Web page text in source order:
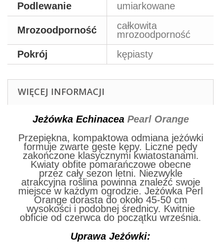
Podlewanie
umiarkowane
Mrozoodporność
całkowita
mrozoodporność
Pokrój
kępiasty
WIĘCEJ INFORMACJI
Jeżówka Echinacea Pearl Orange
Przepiękna, kompaktowa odmiana jeżówki
formuje zwarte gęste kępy. Liczne pędy
zakończone klasycznymi kwiatostanami.
Kwiaty obfite pomarańczowe obecne
przez cały sezon letni. Niezwykle
atrakcyjna roślina powinna znaleźć swoje
miejsce w każdym ogrodzie. Jeżówka Perl
Orange dorasta do około 45-50 cm
wysokości i podobnej średnicy. Kwitnie
obficie od czerwca do początku września.
Uprawa Jeżówki: